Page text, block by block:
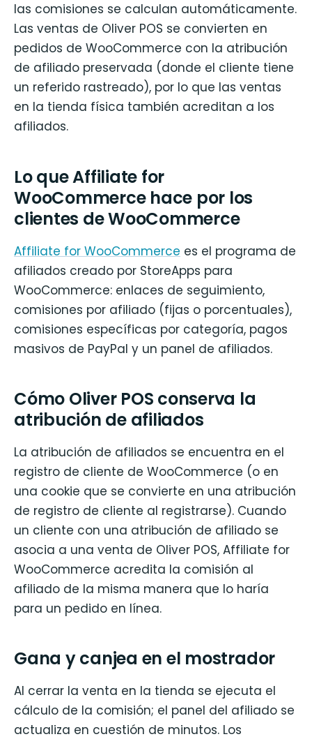
las comisiones se calculan automáticamente.
Las ventas de Oliver POS se convierten en
pedidos de WooCommerce con la atribución
de afiliado preservada (donde el cliente tiene
un referido rastreado), por lo que las ventas
en la tienda física también acreditan a los
afiliados.
Lo que Affiliate for
WooCommerce hace por los
clientes de WooCommerce
Affiliate for WooCommerce es el programa de
afiliados creado por StoreApps para
WooCommerce: enlaces de seguimiento,
comisiones por afiliado (fijas o porcentuales),
comisiones específicas por categoría, pagos
masivos de PayPal y un panel de afiliados.
Cómo Oliver POS conserva la
atribución de afiliados
La atribución de afiliados se encuentra en el
registro de cliente de WooCommerce (o en
una cookie que se convierte en una atribución
de registro de cliente al registrarse). Cuando
un cliente con una atribución de afiliado se
asocia a una venta de Oliver POS, Affiliate for
WooCommerce acredita la comisión al
afiliado de la misma manera que lo haría
para un pedido en línea.
Gana y canjea en el mostrador
Al cerrar la venta en la tienda se ejecuta el
cálculo de la comisión; el panel del afiliado se
actualiza en cuestión de minutos. Los